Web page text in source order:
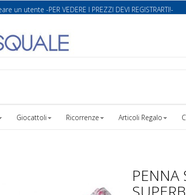
un utente -PER VEDERE I PREZZI DEVI REGISTRARTI!-
Giocattoli Ricorrenze Articoli Regalo
PENNA